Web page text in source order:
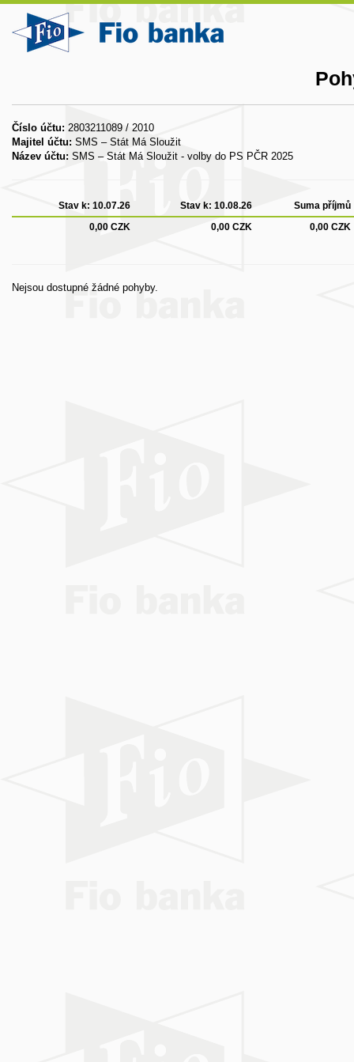
Číslo účtu: 2803211089 / 2010
Majitel účtu: SMS – Stát Má Sloužit
Název účtu: SMS – Stát Má Sloužit - volby do PS PČR 2025
Stav k: 10.07.26 Stav k: 10.08.26
Suma příjmů
0,00 CZK
0,00 CZK 0,00 CZK
Nejsou dostupné žádné pohyby.